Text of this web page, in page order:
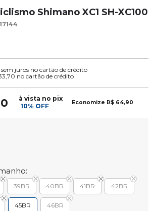
Shimano XC1 SH-XC100
sem juros no cartão de crédito
no cartão de crédito
à vista no pix
10% OFF
Economize R$ 64,90
39BR 40BR 41BR 42BR
45BR 46BR